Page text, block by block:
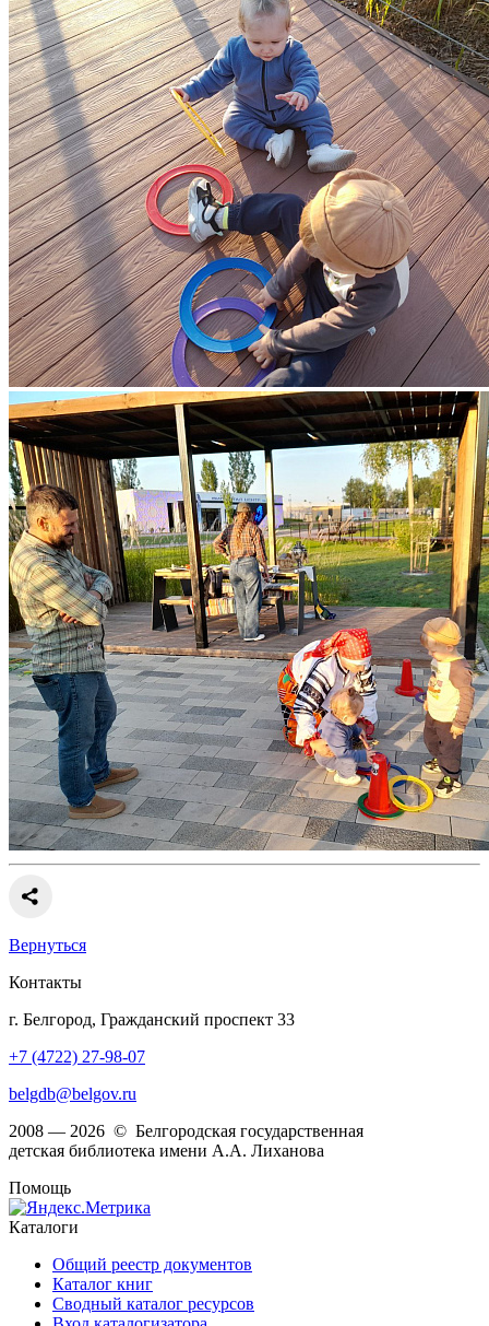
Вернуться
Контакты
г. Белгород, Гражданский проспект 33
+7 (4722) 27-98-07
belgdb@belgov.ru
2008 — 2026 © Белгородская государственная
детская библиотека имени А.А. Лиханова
Помощь
Каталоги
Общий реестр документов
Каталог книг
Сводный каталог ресурсов